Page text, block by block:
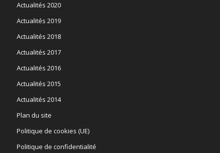
Actualités 2020
Actualités 2019
Actualités 2018
Actualités 2017
Actualités 2016
Actualités 2015
Actualités 2014
Plan du site
Politique de cookies (UE)
Politique de confidentialité